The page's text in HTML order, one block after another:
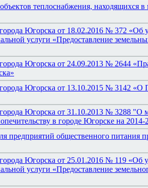
теплоснабжения, находящихся
Югорска от 18.02.2016 № 372 «Об
услуги «Предоставление
Югорска от 24.09.2013 № 2644
Югорска от 13.10.2015 № 3142 «О
Югорска от 31.10.2013 № 3288 "О
в городе Югорске на
предприятий общественного питания
Югорска от 25.01.2016 № 119 «Об
услуги «Предоставление